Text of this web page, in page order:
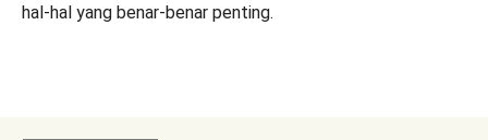
hal-hal yang benar-benar penting.